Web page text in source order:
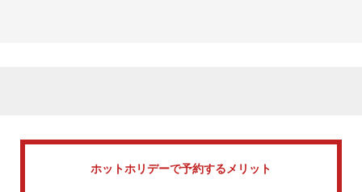
ホットホリデーで予約するメリット